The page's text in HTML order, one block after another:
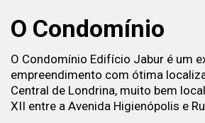
O Condomínio
O Condomínio Edifício Jabur é um
empreendimento com ótima
Central de Londrina, muito bem
XII entre a Avenida Higienópolis e